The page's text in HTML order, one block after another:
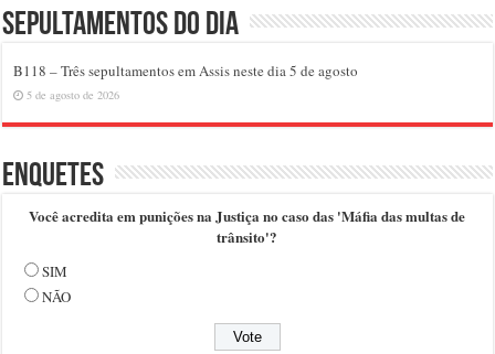
Sepultamentos do dia
B118 – Três sepultamentos em Assis neste dia 5 de agosto
5 de agosto de 2026
Enquetes
Você acredita em punições na Justiça no caso das 'Máfia das multas de
trânsito'?
SIM
NÃO